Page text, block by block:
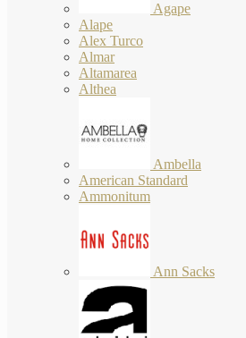
Agape
Alape
Alex Turco
Almar
Altamarea
Althea
Ambella
American Standard
Ammonitum
Ann Sacks